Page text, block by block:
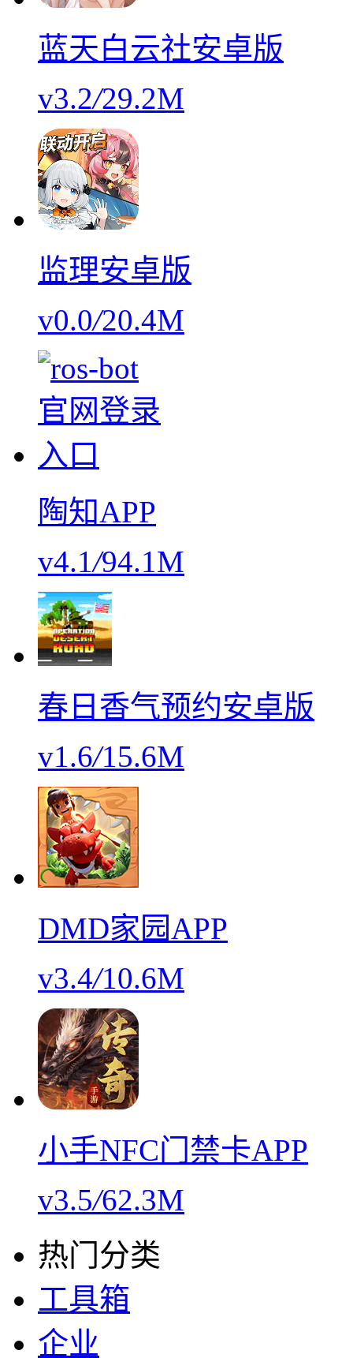
蓝天白云社安卓版
v3.2/29.2M
监理安卓版
v0.0/20.4M
陶知APP
v4.1/94.1M
春日香气预约安卓版
v1.6/15.6M
DMD家园APP
v3.4/10.6M
小手NFC门禁卡APP
v3.5/62.3M
热门分类
工具箱
企业